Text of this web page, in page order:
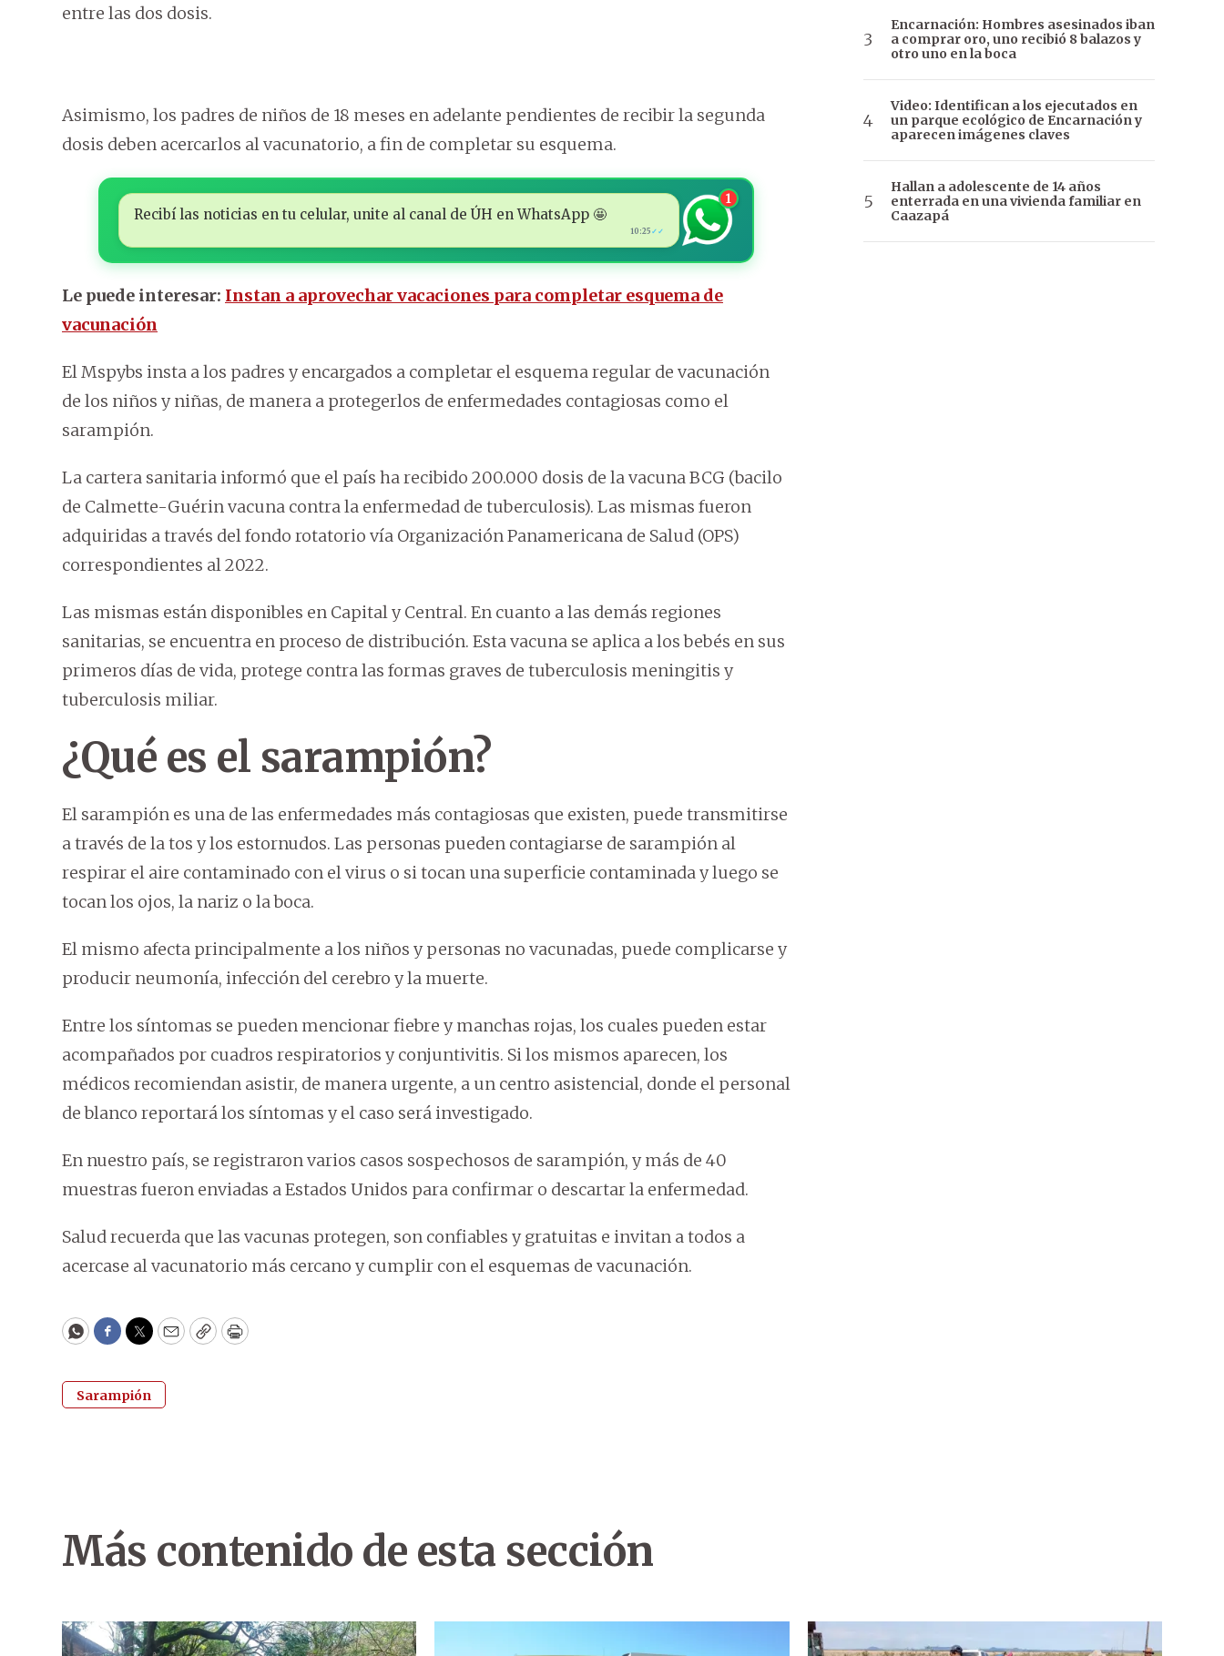
entre las dos dosis.
Asimismo, los padres de niños de 18 meses en adelante pendientes de recibir la segunda
dosis deben acercarlos al vacunatorio, a fin de completar su esquema.
Recibí las noticias en tu celular, unite al canal de ÚH en WhatsApp 🤩
10:25 ✓✓
1
Le puede interesar: Instan a aprovechar vacaciones para completar esquema de
vacunación
El Mspybs insta a los padres y encargados a completar el esquema regular de vacunación
de los niños y niñas, de manera a protegerlos de enfermedades contagiosas como el
sarampión.
La cartera sanitaria informó que el país ha recibido 200.000 dosis de la vacuna BCG (bacilo
de Calmette-Guérin vacuna contra la enfermedad de tuberculosis). Las mismas fueron
adquiridas a través del fondo rotatorio vía Organización Panamericana de Salud (OPS)
correspondientes al 2022.
Las mismas están disponibles en Capital y Central. En cuanto a las demás regiones
sanitarias, se encuentra en proceso de distribución. Esta vacuna se aplica a los bebés en sus
primeros días de vida, protege contra las formas graves de tuberculosis meningitis y
tuberculosis miliar.
¿Qué es el sarampión?
El sarampión es una de las enfermedades más contagiosas que existen, puede transmitirse
a través de la tos y los estornudos. Las personas pueden contagiarse de sarampión al
respirar el aire contaminado con el virus o si tocan una superficie contaminada y luego se
tocan los ojos, la nariz o la boca.
El mismo afecta principalmente a los niños y personas no vacunadas, puede complicarse y
producir neumonía, infección del cerebro y la muerte.
Entre los síntomas se pueden mencionar fiebre y manchas rojas, los cuales pueden estar
acompañados por cuadros respiratorios y conjuntivitis. Si los mismos aparecen, los
médicos recomiendan asistir, de manera urgente, a un centro asistencial, donde el personal
de blanco reportará los síntomas y el caso será investigado.
En nuestro país, se registraron varios casos sospechosos de sarampión, y más de 40
muestras fueron enviadas a Estados Unidos para confirmar o descartar la enfermedad.
Salud recuerda que las vacunas protegen, son confiables y gratuitas e invitan a todos a
acercase al vacunatorio más cercano y cumplir con el esquemas de vacunación.
WhatsApp
Facebook
Twitter
EmailCopyPrint
Sarampión
Encarnación: Hombres asesinados iban
a comprar oro, uno recibió 8 balazos y
otro uno en la boca
Video: Identifican a los ejecutados en
un parque ecológico de Encarnación y
aparecen imágenes claves
Hallan a adolescente de 14 años
enterrada en una vivienda familiar en
Caazapá
Más contenido de esta sección